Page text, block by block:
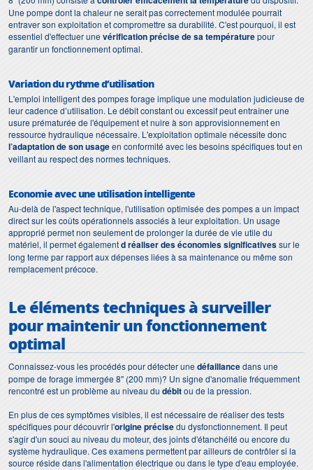
Une pompe dont la chaleur ne serait pas correctement modulée pourrait
entraver son exploitation et compromettre sa durabilité. C'est pourquoi, il est
essentiel d'effectuer unevérification précise de sa températurepour
garantir un fonctionnement optimal.
Variation du rythme d’utilisation
L'emploi intelligent des pompes forage implique une modulation judicieuse de
leur cadence d’utilisation. Le débit constant ou excessif peut entraîner une
usure prématurée de l'équipement et nuire à son approvisionnement en
ressource hydraulique nécessaire. L'exploitation optimale nécessite donc
l’adaptation de son usageen conformité avec les besoins spécifiques tout en
veillant au respect des normes techniques.
Economie avec une utilisation intelligente
Au-delà de l'aspect technique, l'utilisation optimisée des pompes a un impact
direct sur les coûts opérationnels associés à leur exploitation. Un usage
approprié permet non seulement de prolonger la durée de vie utile du
matériel, il permet égalementd réaliser des économies significativessur le
long terme par rapport aux dépenses liées à sa maintenance ou même son
remplacement précoce.
Le éléments techniques à surveiller
pour maintenir un fonctionnement
optimal
Connaissez-vous les procédés pour détecter unedéfaillancedans une
pompe de forage immergée 8" (200 mm)? Un signe d'anomalie fréquemment
rencontré est un problème au niveau du débitou de la pression.
En plus de ces symptômes visibles, il est nécessaire de réaliser des tests
spécifiques pour découvrir l'origine précisedu dysfonctionnement. Il peut
s'agir d'un souci au niveau du moteur, des joints d'étanchéité ou encore du
système hydraulique. Ces examens permettent par ailleurs de contrôler si la
source réside dans l'alimentation électrique ou dans le type d'eau employée.